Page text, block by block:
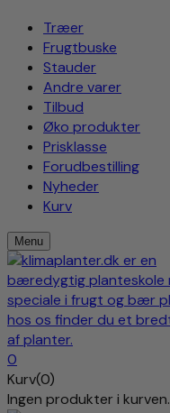
Træer
Frugtbuske
Stauder
Andre varer
Tilbud
Øko produkter
Prisklasse
Forudbestilling
Nyheder
Kurv
Menu
0
Kurv(0)
Ingen produkter i kurven.